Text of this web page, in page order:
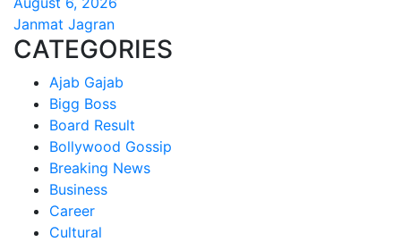
Janmat Jagran
CATEGORIES
Ajab Gajab
Bigg Boss
Board Result
Bollywood Gossip
Breaking News
Business
Career
Cultural